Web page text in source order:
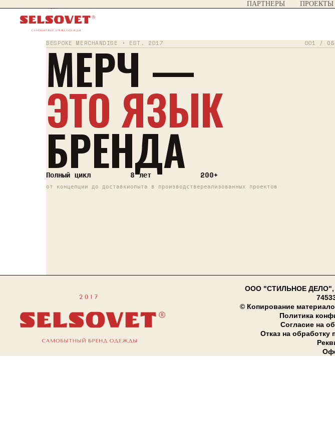
ПАРТНЕРЫ ПРОЕКТЫ
SOVET
BESPOKE MERCHANDISE·EST. 2017 001 /
МЕРЧ —
ЭТО ЯЗЫК
БРЕНДА
Полный цикл
от концепции до доставки
8 лет
опыта в производстве
200+
реализованных проектов
ООО "СТИЛЬНОЕ ДЕЛО",
© Копирование
Политика
Согласие на
Отказ на